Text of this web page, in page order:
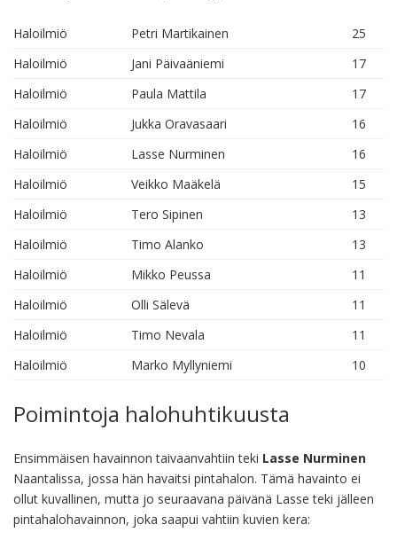
Haloilmiö Petri Martikainen
25
Haloilmiö
Jani Päivaäniemi
17
Haloilmiö
Paula Mattila
17
Haloilmiö
Jukka Oravasaari
16
Haloilmiö
Lasse Nurminen
16
Haloilmiö
Veikko Maäkelä
15
Haloilmiö
Tero Sipinen
13
Haloilmiö
Timo Alanko
13
Haloilmiö
Mikko Peussa
11
Haloilmiö
Olli Sälevä
11
Haloilmiö
Timo Nevala
11
Haloilmiö
Marko Myllyniemi 10
Poimintoja halohuhtikuusta
Ensimmäisen havainnon taivaanvahtiin teki Lasse Nurminen
Naantalissa, jossa hän havaitsi pintahalon. Tämä havainto ei
ollut kuvallinen, mutta jo seuraavana päivänä Lasse teki jälleen
pintahalohavainnon, joka saapui vahtiin kuvien kera: